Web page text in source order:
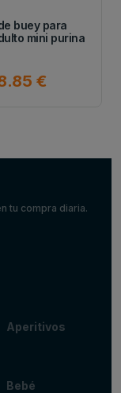
buey para
mini purina
€
tu compra diaria.
Aperitivos
Bebé